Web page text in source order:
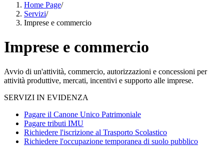
Home Page/
Servizi/
Imprese e commercio
Imprese e commercio
Avvio di un'attività, commercio, autorizzazioni e concessioni per
attività produttive, mercati, incentivi e supporto alle imprese.
SERVIZI IN EVIDENZA
Pagare il Canone Unico Patrimoniale
Pagare tributi IMU
Richiedere l'iscrizione al Trasporto Scolastico
Richiedere l'occupazione temporanea di suolo pubblico